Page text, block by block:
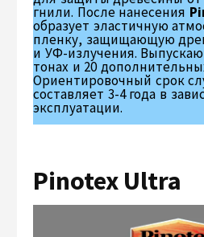
гнили. После нанесения
образует эластичную
пленку, защищающую
и УФ-излучения.
тонах и 20
Ориентировочный срок
составляет 3-4 года в
эксплуатации.
Pinotex Ultra